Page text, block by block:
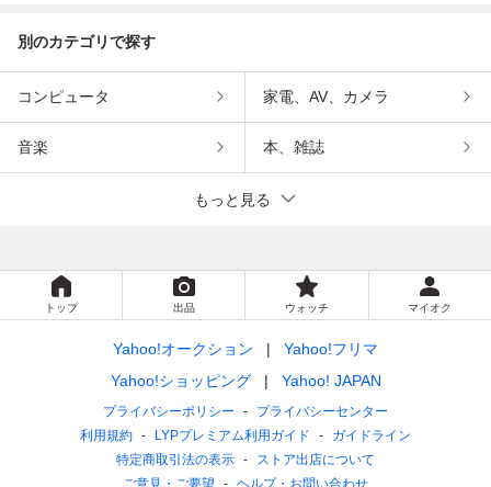
別のカテゴリで探す
コンピュータ 家電、AV、カメラ
音楽 本、雑誌
もっと見る
トップ 出品 ウォッチ マイオク
Yahoo!オークション
Yahoo!フリマ
Yahoo!ショッピング
Yahoo! JAPAN
プライバシーポリシー
プライバシーセンター
利用規約
LYPプレミアム利用ガイド
ガイドライン
特定商取引法の表示
ストア出店について
ご意見・ご要望
ヘルプ・お問い合わせ